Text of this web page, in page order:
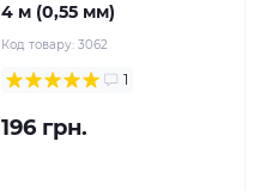
4 м (0,55 мм)
Код товару: 3062
1
196 грн.